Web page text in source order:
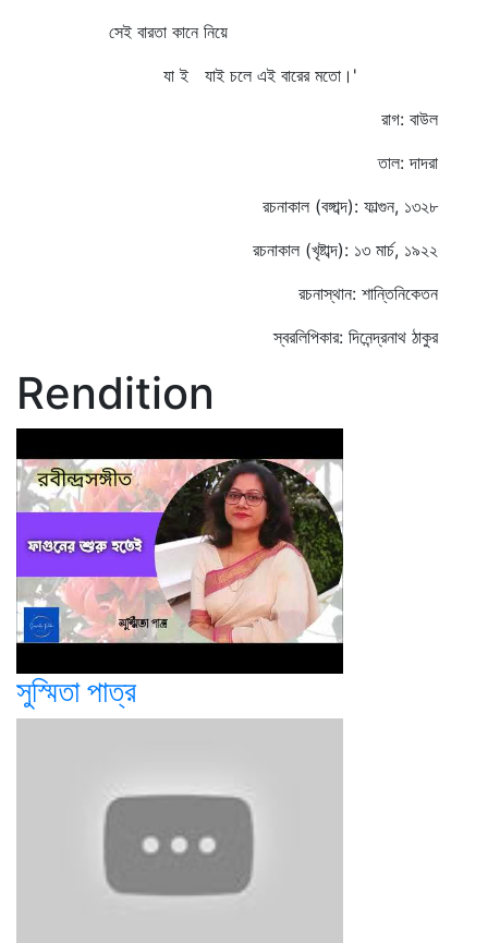
সেই বারতা কানে নিয়ে
যা ই যাই চলে এই বারের মতো।'
রাগ: বাউল
তাল: দাদরা
রচনাকাল (বঙ্গাব্দ): ফাল্গুন, ১৩২৮
রচনাকাল (খৃষ্টাব্দ): ১৩ মার্চ, ১৯২২
রচনাস্থান: শান্তিনিকেতন
স্বরলিপিকার: দিনেন্দ্রনাথ ঠাকুর
Rendition
সুস্মিতা পাত্র